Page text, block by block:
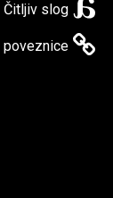
Čitljiv slog
poveznice